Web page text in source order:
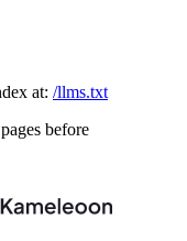
at: /llms.txt
before